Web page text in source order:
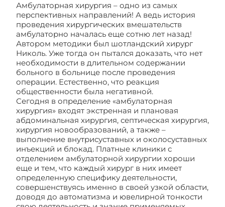
Амбулаторная хирургия – одно из самых
перспективных направлений! А ведь история
проведения хирургических вмешательств
амбулаторно началась еще сотню лет назад!
Автором методики был шотландский хирург
Николь. Уже тогда он пытался доказать, что нет
необходимости в длительном содержании
больного в больнице после проведения
операции. Естественно, что реакция
общественности была негативной.
Сегодня в определение «амбулаторная
хирургия» входят экстренная и плановая
абдоминальная хирургия, септическая хирургия,
хирургия новообразований, а также –
выполнение внутрисуставных и околосуставных
инъекций и блокад. Платные клиники с
отделением амбулаторной хирургии хороши
еще и тем, что каждый хирург в них имеет
определенную специфику деятельности,
совершенствуясь именно в своей узкой области,
доводя до автоматизма и ювелирной тонкости